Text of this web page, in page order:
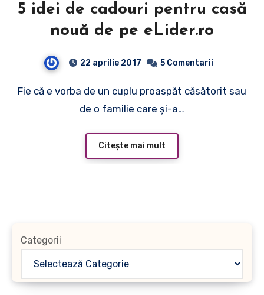
5 idei de cadouri pentru casă
nouă de pe eLider.ro
22 aprilie 2017 5 Comentarii
Fie că e vorba de un cuplu proaspăt căsătorit sau
de o familie care şi-a…
Citește mai mult
Categorii